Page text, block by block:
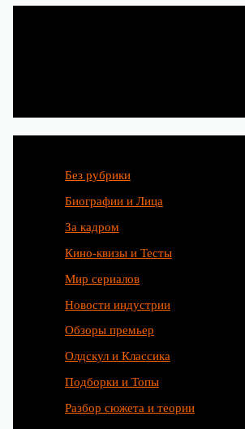
Без рубрики
Биографии и Лица
За кадром
Кино-квизы и Тесты
Мир сериалов
Новости индустрии
Обзоры премьер
Олдскул и Классика
Подборки и Топы
Разбор сюжета и теории